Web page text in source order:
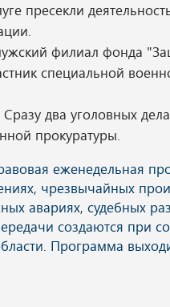
пресекли
филиал фонда
специальной
два уголовных
прокуратуры.